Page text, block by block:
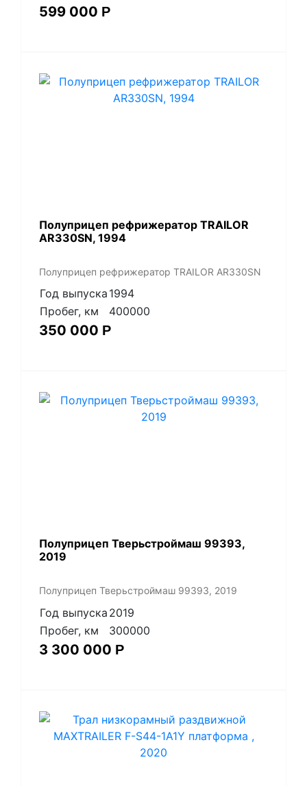
599 000 Р
Полуприцеп рефрижератор TRAILOR
AR330SN, 1994
Полуприцеп рефрижератор TRAILOR AR330SN
Год выпуска 1994
Пробег, км
400000
350 000 Р
Полуприцеп Тверьстроймаш 99393,
2019
Полуприцеп Тверьстроймаш 99393, 2019
Год выпуска 2019
Пробег, км
300000
3 300 000 Р